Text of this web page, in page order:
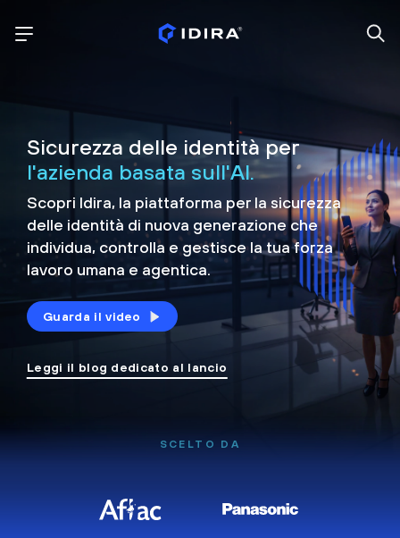
Sicurezza delle identità per
l'azienda basata sull'AI.
Scopri Idira, la piattaforma per la sicurezza
delle identità di nuova generazione che
individua, controlla e gestisce la tua forza
lavoro umana e agentica.
Guarda il video
Leggi il blog dedicato al lancio
SCELTO DA